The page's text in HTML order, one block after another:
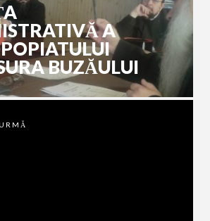
A
BUZĂULUI